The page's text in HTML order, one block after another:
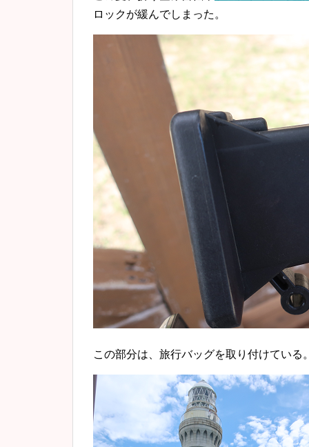
ロックが緩んでしまった。
この部分は、旅行バッグを取り付けている